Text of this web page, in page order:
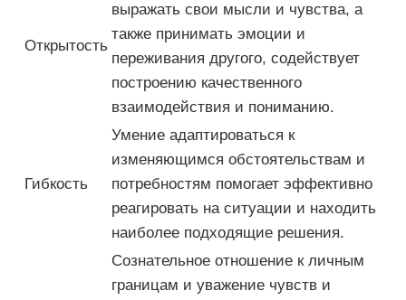
Открытость
выражать свои мысли и чувства, а
также принимать эмоции и
переживания другого, содействует
построению качественного
взаимодействия и пониманию.
Гибкость
Умение адаптироваться к
изменяющимся обстоятельствам и
потребностям помогает эффективно
реагировать на ситуации и находить
наиболее подходящие решения.
Сознательное отношение к личным
границам и уважение чувств и